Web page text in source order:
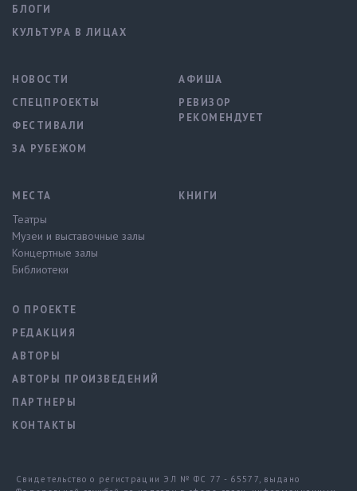
БЛОГИ
КУЛЬТУРА В ЛИЦАХ
НОВОСТИ
СПЕЦПРОЕКТЫ
ФЕСТИВАЛИ
ЗА РУБЕЖОМ
АФИША
РЕВИЗОР
РЕКОМЕНДУЕТ
МЕСТА
Театры
Музеи и выставочные залы
Концертные залы
Библиотеки
КНИГИ
О ПРОЕКТЕ
РЕДАКЦИЯ
АВТОРЫ
АВТОРЫ ПРОИЗВЕДЕНИЙ
ПАРТНЕРЫ
КОНТАКТЫ
Свидетельство о регистрации ЭЛ № ФС 77 - 65577, выдано